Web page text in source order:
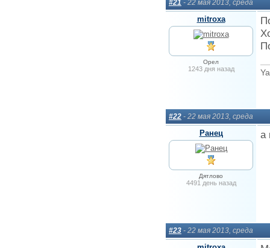
#21 - 22 мая 2013, среда
mitroxa
Орел
1243 дня назад
#22 - 22 мая 2013, среда
Ранец
Дятлово
4491 день назад
а
#23 - 22 мая 2013, среда